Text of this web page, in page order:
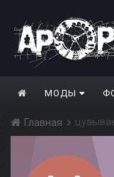
МОДЫ
Главная